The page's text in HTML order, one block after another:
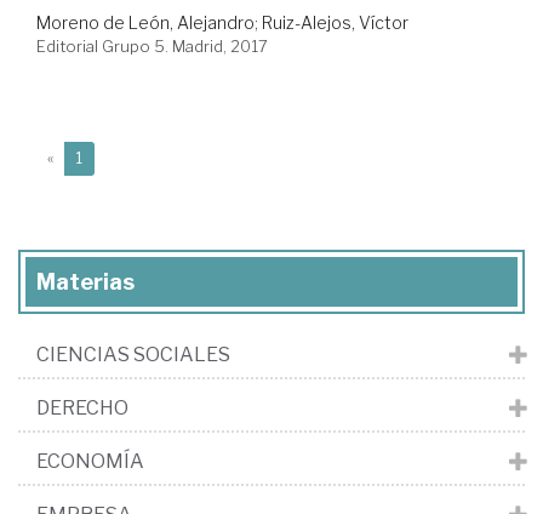
Moreno de León, Alejandro; Ruiz-Alejos, Víctor
Editorial Grupo 5. Madrid, 2017
« 1
Materias
CIENCIAS SOCIALES
DERECHO
ECONOMÍA